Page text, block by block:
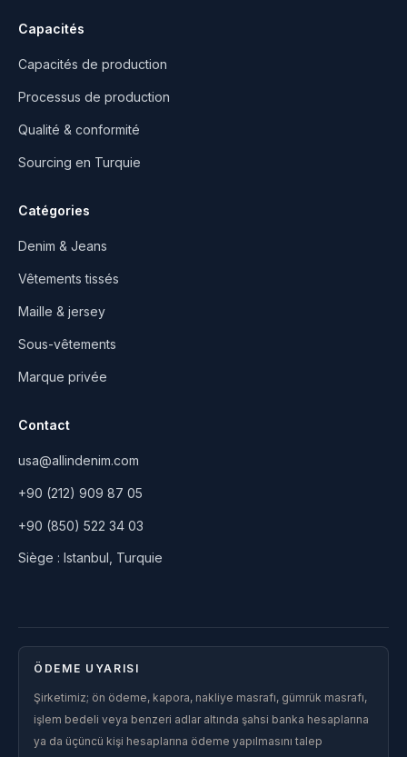
Capacités
Capacités de production
Processus de production
Qualité & conformité
Sourcing en Turquie
Catégories
Denim & Jeans
Vêtements tissés
Maille & jersey
Sous-vêtements
Marque privée
Contact
usa@allindenim.com
+90 (212) 909 87 05
+90 (850) 522 34 03
Siège : Istanbul, Turquie
ÖDEME UYARISI
Şirketimiz; ön ödeme, kapora, nakliye masrafı, gümrük masrafı,
işlem bedeli veya benzeri adlar altında şahsi banka hesaplarına
ya da üçüncü kişi hesaplarına ödeme yapılmasını talep